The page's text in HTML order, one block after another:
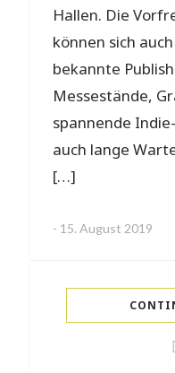
Hallen. Die
können sich
bekannte
Messestände,
spannende
auch lange
[…]
- 15. August 2019